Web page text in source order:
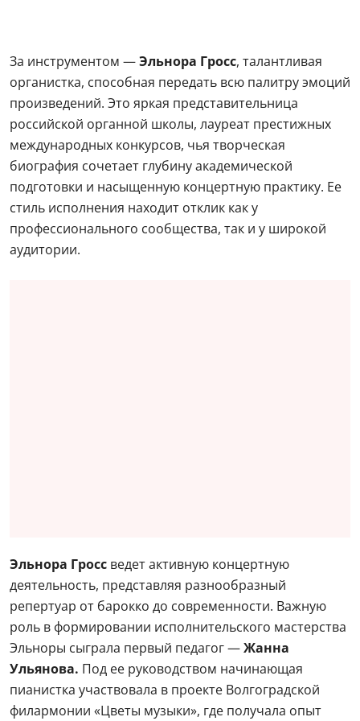
За инструментом —Эльнора Гросс, талантливая
органистка, способная передать всю палитру эмоций
произведений. Это яркая представительница
российской органной школы, лауреат престижных
международных конкурсов, чья творческая
биография сочетает глубину академической
подготовки и насыщенную концертную практику. Ее
стиль исполнения находит отклик как у
профессионального сообщества, так и у широкой
аудитории.
Эльнора Гросс ведет активную концертную
деятельность, представляя разнообразный
репертуар от барокко до современности. Важную
роль в формировании исполнительского мастерства
Эльноры сыграла первый педагог —Жанна
Ульянова. Под ее руководством начинающая
пианистка участвовала в проекте Волгоградской
филармонии «Цветы музыки», где получала опыт